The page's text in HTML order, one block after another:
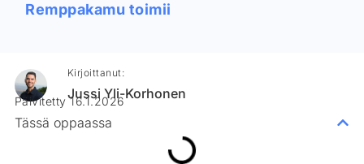
Remppakamu toimii
Kirjoittanut:
Jussi Yli-Korhonen
Päivitetty 16.1.2026
Tässä oppaassa